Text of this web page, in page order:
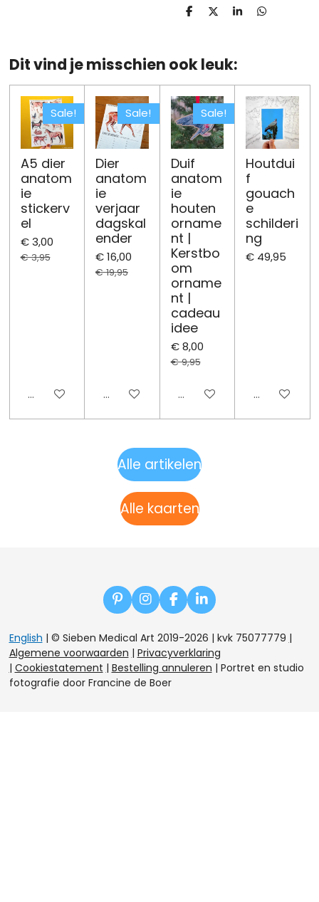
D
n
D S
e
D
Dit vind je misschien ook leuk:
Sale!
A5 dier
anatom
ie
stickerv
el
€ 3,00
€ 3,95
Uitgeschakeld
Sale!
Dier
anatom
ie
verjaar
dagskal
ender
€ 16,00
€ 19,95
Uitgeschakeld
Sale!
Duif
anatom
ie
houten
orname
nt |
Kerstbo
om
orname
nt |
cadeau
idee
€ 8,00
€ 9,95
Uitgeschakeld
Houtdui
f
gouach
e
schilderi
ng
€ 49,95
Alle artikelen
Alle kaarten
P
i
n
t
e
r
e
I
n
t
a
g
r
F
a
c
e
b
o
L
i
n
k
e
d
English | © Sieben Medical Art 2019-2026 | kvk 75077779 |
Algemene voorwaarden | Privacyverklaring
| Cookiestatement | Bestelling annuleren | Portret en studio
fotografie door Francine de Boer